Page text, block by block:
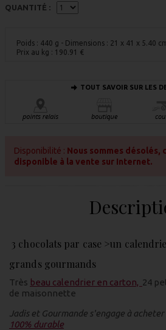
QUANTITÉ :
Poids : 440 g - Dimensions : 21 x 41 x 5.40
Prix au kg : 190.91 €
TOUT SAVOIR SUR LES
Disponibilité : Nous sommes désolés,
disponible à la vente sur Internet.
3 chocolats par case >un
grands gourmands
Très beau calendrier en carton, 24
de maisonnette
Jadis et Gourmande s'engage à acheter
100% durable